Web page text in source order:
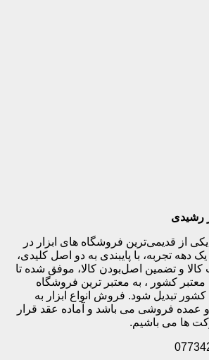
رشیدی
از قدیمی‌ترین فروشگاه های ابزار در
دهه تجربه، با پایبندی به دو اصل کلیدی،
و تضمین اصل‌بودن کالا، موفق شده تا
کشور ، به معتبر ترین فروشگاه
کشور تبدیل شود. فروش انواع ابزار به
فروشی می باشد و آماده عقد قرار
ها می باشیم.